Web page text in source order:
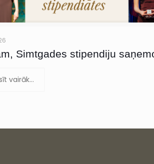
Simtgades stipendiju
vairāk...